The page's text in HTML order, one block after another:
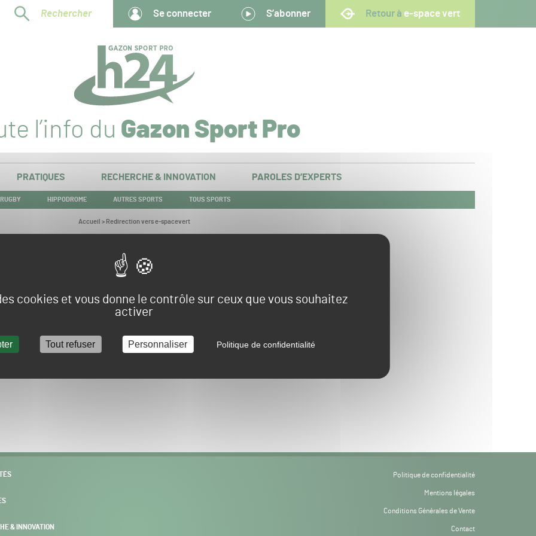
cookies et vous donne le contrôle sur ceux que vous souhaitez
activer
Tout refuser Personnaliser Politique de confidentialité
Rechercher Se connecter S’abonner Retour à e-space vert
l’info du Gazon Sport Pro
PRATIQUES RECHERCHE & INNOVATION PAROLES D’EXPERTS
RUGBY HIPPODROME AUTRES SPORTS TOUS SPORTS
Vous
Accueil > Redirection vers e-spacevert
Redirection vers e-spacevert
POURSUIVRE VERS E-SPACEVERT BY SALONVERT
& INNOVATION
Politique de confidentialité
Mentions légales
Conditions Générales de Vente
Contact